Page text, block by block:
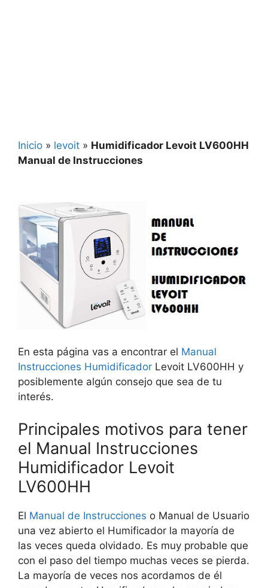
Inicio » levoit » Humidificador Levoit LV600HH
Manual de Instrucciones
En esta página vas a encontrar el Manual
Instrucciones Humidificador Levoit LV600HH y
posiblemente algún consejo que sea de tu
interés.
Principales motivos para tener
el Manual Instrucciones
Humidificador Levoit
LV600HH
El Manual de Instrucciones o Manual de Usuario
una vez abierto el Humificador la mayoría de
las veces queda olvidado. Es muy probable que
con el paso del tiempo muchas veces se pierda.
La mayoría de veces nos acordamos de él